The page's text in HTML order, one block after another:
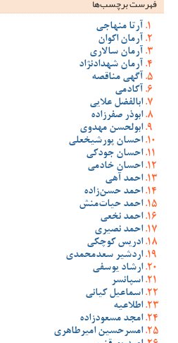
فهرست برچسب‌ها
آرتا منهاجی
آرمان اکوان
آرمان سالاری
آرمان شهدادنژاد
آگهی مناقصه
آکادمی
ابالفضل علایی
ابوذر صفرزاده
ابولحسن مهدوی
احسان پورشیخعلی
احسان جودکی
احسان خادمی
احمد آهی
احمد حسن‌زاده
احمد حیات‌منش
احمد نخعی
احمد نصیری
ادریس کوچکی
اردشیر سعدمحمدی
ارشاد یوسفی
اسپانسر
اسماعیل کیانی
اطلاعیه
امجد مسعودزاده
امسرحسین امیرطاهری